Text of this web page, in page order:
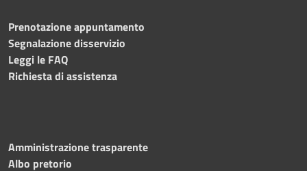
Prenotazione appuntamento
Segnalazione disservizio
Leggi le FAQ
Richiesta di assistenza
Amministrazione trasparente
Albo pretorio